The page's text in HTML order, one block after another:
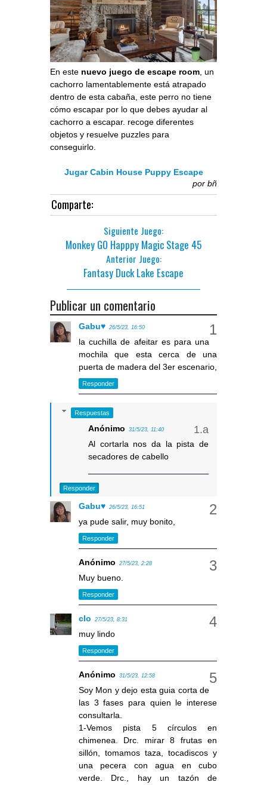
En este nuevo juego de escape room , un
cachorro lamentablemente está atrapado
dentro de esta cabaña, este perro no tiene
cómo escapar por lo que debes ayudar al
cachorro a escapar. recoge diferentes
objetos y resuelve puzzles para
conseguirlo.
Jugar Cabin House Puppy Escape
por bñ
Comparte:
Siguiente Juego:
Monkey GO Happpy Magic Stage 45
Anterior Juego:
Fantasy Duck Lake Escape
Publicar un comentario
Gabu♥ 26/5/23, 16:50
la cuchilla de afeitar es para una
mochila que esta cerca de una
puerta de madera del 3er escenario,
Responder
Respuestas
Anónimo 31/5/23, 11:40
Al cortarla nos da la pista de
secadores de cabello
Responder
Gabu♥ 26/5/23, 16:51
ya pude salir, muy bonito,
Responder
Anónimo 27/5/23, 2:28
Muy bueno.
Responder
clo 27/5/23, 8:31
muy lindo
Responder
Anónimo 31/5/23, 12:58
Soy Mon y dejo esta guia corta de
las 3 fases para quien le interese
consultarla.
1-Vemos pista 5 círculos en
chimenea. Drc. mirar 8 frutas en
sillón, tomamos taza, tocadiscos y
una pecera con agua en cubo
verde. Drc., hay un tazón de